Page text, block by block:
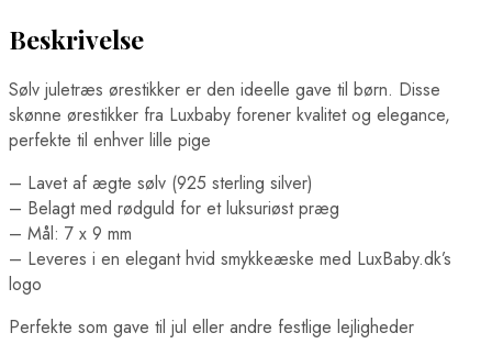
Beskrivelse
Sølv juletræs ørestikker er den ideelle gave til børn. Disse
skønne ørestikker fra Luxbaby forener kvalitet og elegance,
perfekte til enhver lille pige
– Lavet af ægte sølv (925 sterling silver)
– Belagt med rødguld for et luksuriøst præg
– Mål: 7 x 9 mm
– Leveres i en elegant hvid smykkeæske med LuxBaby.dk’s
logo
Perfekte som gave til jul eller andre festlige lejligheder